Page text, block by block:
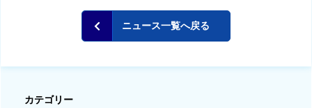
ニュース一覧へ戻る
カテゴリー